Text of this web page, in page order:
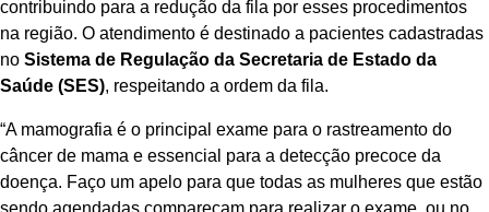
contribuindo para a redução da fila por esses procedimentos
na região. O atendimento é destinado a pacientes cadastradas
no Sistema de Regulação da Secretaria de Estado da
Saúde (SES), respeitando a ordem da fila.
“A mamografia é o principal exame para o rastreamento do
câncer de mama e essencial para a detecção precoce da
doença. Faço um apelo para que todas as mulheres que estão
sendo agendadas compareçam para realizar o exame, ou no